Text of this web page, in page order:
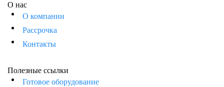
О нас
О компании
Рассрочка
Контакты
Полезные ссылки
Готовое оборудование